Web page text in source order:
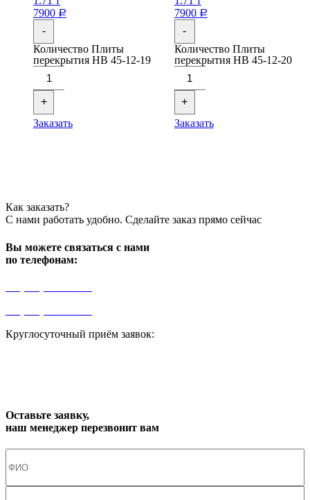
7900 Р
-
Количество Плиты
перекрытия НВ 45-12-19
+
Заказать
7900 Р
-
Количество Плиты
перекрытия НВ 45-12-20
+
Заказать
Как заказать?
С нами работать удобно. Сделайте заказ прямо сейчас
Вы можете связаться с нами
по телефонам:
Круглосуточный приём заявок:
Оставьте заявку,
наш менеджер перезвонит вам